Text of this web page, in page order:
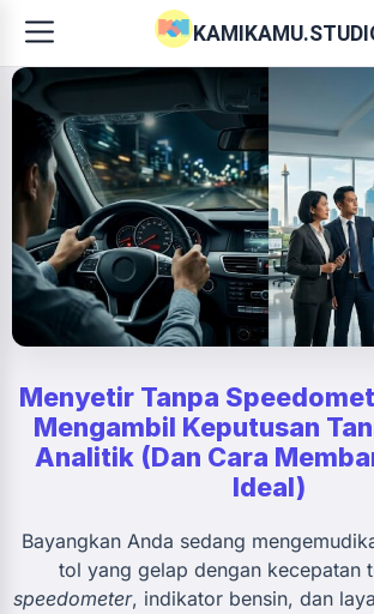
Menyetir Tanpa
Mengambil Keputusan
Analitik (Dan Cara
Ideal)
Bayangkan Anda sedang
tol yang gelap dengan kecepatan
speedometer, indikator bensin, dan